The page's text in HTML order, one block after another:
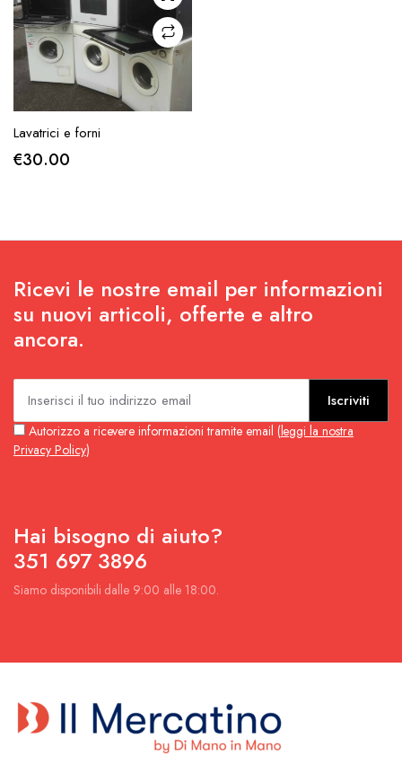
RICHIESTA
Lavatrici e forni
€30.00
Ricevi le nostre email per informazioni
su nuovi articoli, offerte e altro
ancora.
Iscriviti
Autorizzo a ricevere informazioni tramite email (leggi la nostra
Privacy Policy)
Hai bisogno di aiuto?
351 697 3896
Siamo disponibili dalle 9:00 alle 18:00.